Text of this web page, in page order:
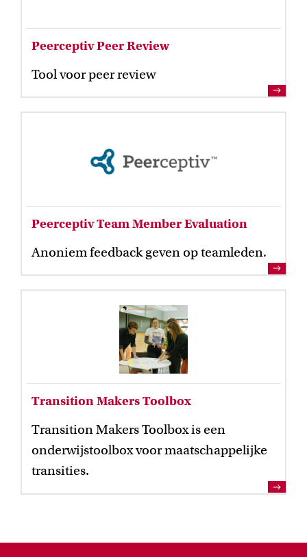
Peerceptiv Peer Review
Tool voor peer review
Peerceptiv Team Member Evaluation
Anoniem feedback geven op teamleden.
Transition Makers Toolbox
Transition Makers Toolbox is een
onderwijstoolbox voor maatschappelijke
transities.